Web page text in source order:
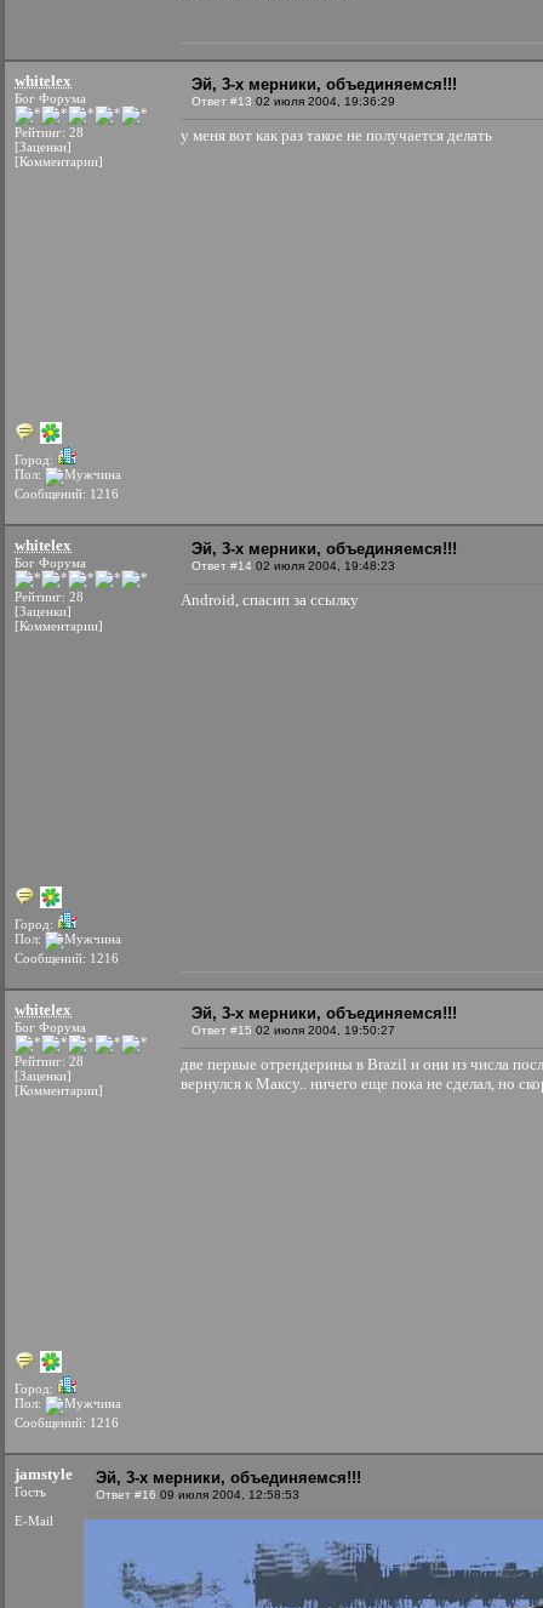
whitelex
Бог Форума
Рейтинг: 28
[Заценки]
[Комментарии]
Город:
Пол:
Сообщений: 1216
Эй, 3-х мерники, объединяемся!!!
Ответ #13 02 июля 2004, 19:36:29
у меня вот как раз такое не получается делать
whitelex
Бог Форума
Рейтинг: 28
[Заценки]
[Комментарии]
Город:
Пол:
Сообщений: 1216
Эй, 3-х мерники, объединяемся!!!
Ответ #14 02 июля 2004, 19:48:23
Android, спасип за ссылку
whitelex
Бог Форума
Рейтинг: 28
[Заценки]
[Комментарии]
Город:
Пол:
Сообщений: 1216
Эй, 3-х мерники, объединяемся!!!
Ответ #15 02 июля 2004, 19:50:27
две первые отрендерины в Brazil и они из числа
вернулся к Максу.. ничего еще пока не сделал, но
jamstyle
Гость
E-Mail
Эй, 3-х мерники, объединяемся!!!
Ответ #16 09 июля 2004, 12:58:53